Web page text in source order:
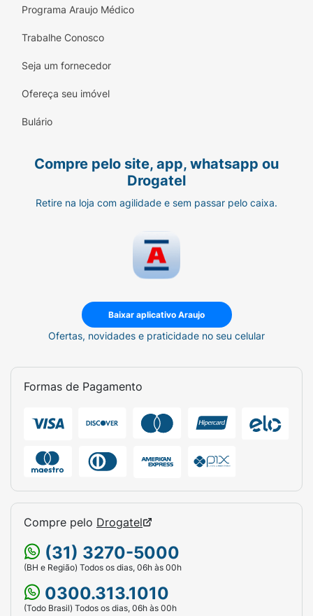
Programa Araujo Médico
Trabalhe Conosco
Seja um fornecedor
Ofereça seu imóvel
Bulário
Compre pelo site, app, whatsapp ou
Drogatel
Retire na loja com agilidade e sem passar pelo caixa.
Baixar aplicativo Araujo
Ofertas, novidades e praticidade no seu celular
Formas de Pagamento
Compre pelo Drogatel
(31) 3270-5000
(BH e Região) Todos os dias, 06h às 00h
0300.313.1010
(Todo Brasil) Todos os dias, 06h às 00h